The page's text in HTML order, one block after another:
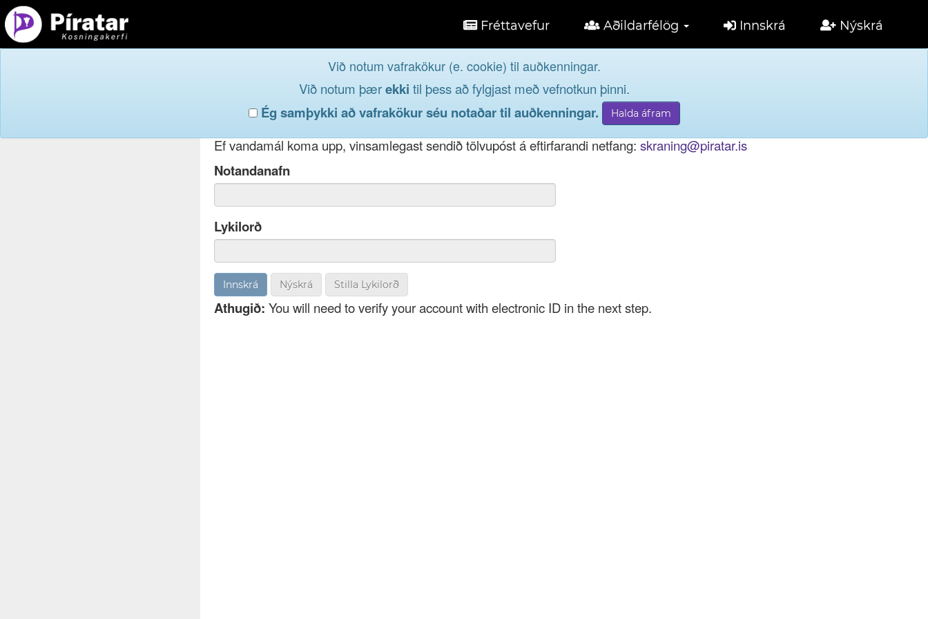
Fréttavefur Aðildarfélög Innskrá Nýskrá
Við notum vafrakökur (e. cookie) til auðkenningar.
Við notum þærekki til þess að fylgjast með vefnotkun þinni.
Ég samþykki að vafrakökur séu notaðar til auðkenningar.
Innskráog taktu þátt í lýðræðinu...
Ef þú hefur gleymt notendanafni þínu, þá má einnig nota netfang eða kennitölu til innskráningar.
Ef vandamál koma upp, vinsamlegast sendið tölvupóst á eftirfarandi netfang: skraning@piratar.is
Notandanafn
Lykilorð
Nýskrá Stilla Lykilorð
Athugið: You will need to verify your account with electronic ID in the next step.